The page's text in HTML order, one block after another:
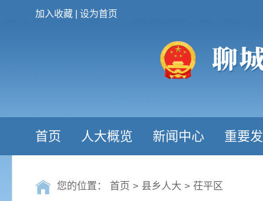
加入收藏 设为首页
首页 人大概览 新闻中心 重要
您的位置： 首页 > 县乡人大 > 茌平区